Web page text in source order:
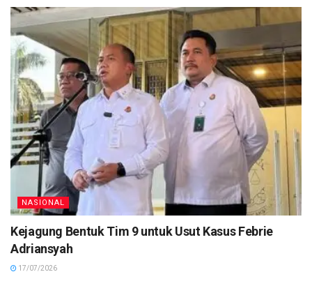
NASIONAL
Kejagung Bentuk Tim 9 untuk Usut Kasus Febrie
Adriansyah
17/07/2026